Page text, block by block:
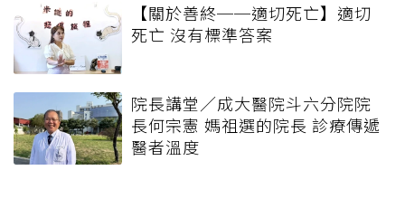
【關於善終──適切死亡】適切
死亡 沒有標準答案
院長講堂／成大醫院斗六分院院
長何宗憲 媽祖選的院長 診療傳遞
醫者溫度